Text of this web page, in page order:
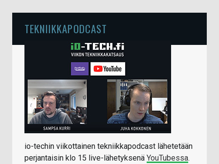
TEKNIIKKAPODCAST
io-techin viikottainen tekniikkapodcast lähetetään
perjantaisin klo 15 live-lähetyksenä YouTubessa.